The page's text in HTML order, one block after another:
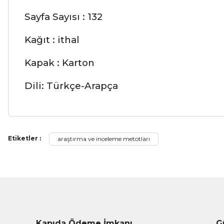
Sayfa Sayısı : 132
Kağıt : ithal
Kapak : Karton
Dili: Türkçe-Arapça
Bu ürünün fiyat bilgisi, resim, ürün açıklamalarında ve diğer
Görüş ve önerileriniz için teşekkür ederiz.
Etiketler : araştırma ve inceleme metotları